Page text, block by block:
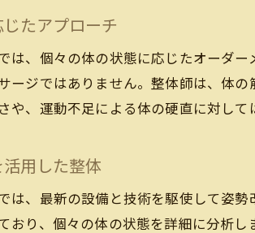
全身の調
個々のラ
体の歪み
リラクゼーシ
ストレス
たアプローチ
は、個々の体の状態に応じたオーダ
ージではありません。整体師は、体
や、運動不足による体の硬直に対し
用した整体
は、最新の設備と技術を駆使して姿
おり、個々の体の状態を詳細に分析